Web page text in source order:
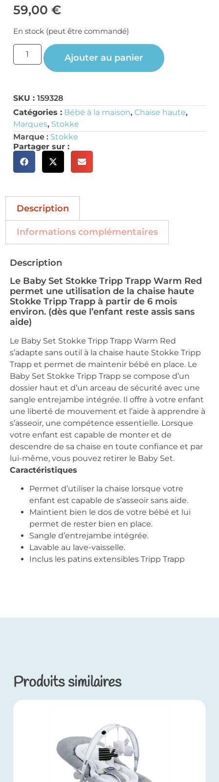
59,00 €
En stock (peut être commandé)
Ajouter au panier
SKU : 159328
Catégories : Bébé à la maison, Chaise haute,
Marques, Stokke
Marque : Stokke
Partager sur :
Description
Informations complémentaires
Description
Le Baby Set Stokke Tripp Trapp Warm Red
permet une utilisation de la chaise haute
Stokke Tripp Trapp à partir de 6 mois
environ. (dès que l’enfant reste assis sans
aide)
Le Baby Set Stokke Tripp Trapp Warm Red
s’adapte sans outil à la chaise haute Stokke Tripp
Trapp et permet de maintenir bébé en place. Le
Baby Set Stokke Tripp Trapp se compose d’un
dossier haut et d’un arceau de sécurité avec une
sangle entrejambe intégrée. Il offre à votre enfant
une liberté de mouvement et l’aide à apprendre à
s’asseoir, une compétence essentielle. Lorsque
votre enfant est capable de monter et de
descendre de sa chaise en toute confiance et par
lui-même, vous pouvez retirer le Baby Set.
Caractéristiques
Permet d’utiliser la chaise lorsque votre
enfant est capable de s’asseoir sans aide.
Maintient bien le dos de votre bébé et lui
permet de rester bien en place.
Sangle d’entrejambe intégrée.
Lavable au lave-vaisselle.
Inclus les patins extensibles Tripp Trapp
Produits similaires